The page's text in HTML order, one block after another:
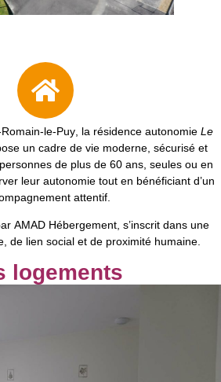
le-Puy , la résidence autonomie Le
un cadre de vie moderne, sécurisé et
personnes de plus de 60 ans , seules ou en
leur autonomie tout en bénéficiant d’un
attentif.
AMAD Hébergement, s’inscrit dans une
de lien social et de proximité humaine
logements